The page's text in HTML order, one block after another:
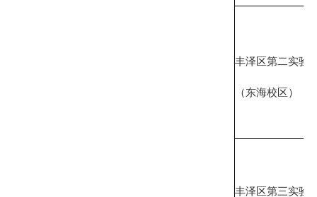
丰泽区第二实验
（东海校区）
丰泽区第三实验